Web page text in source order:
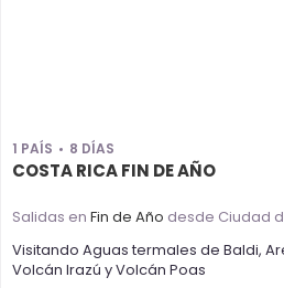
1 PAÍS 8 DÍAS
COSTA RICA FIN DE AÑO
Salidas en Fin de Año desde Ciudad
Visitando Aguas termales de Baldi,
Volcán Irazú yVolcán Poas